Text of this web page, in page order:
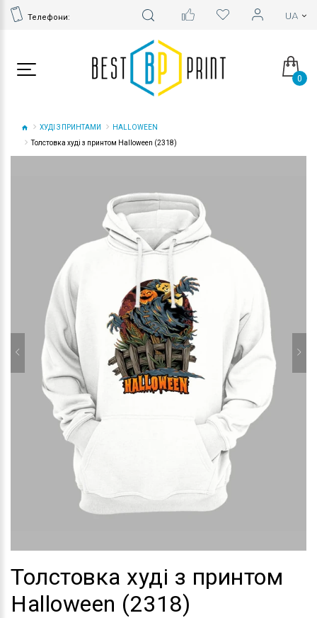
Телефони:
0
ХУДІ З ПРИНТАМИ
HALLOWEEN
Толстовка худі з принтом Halloween (2318)
Толстовка худі з принтом
Halloween (2318)